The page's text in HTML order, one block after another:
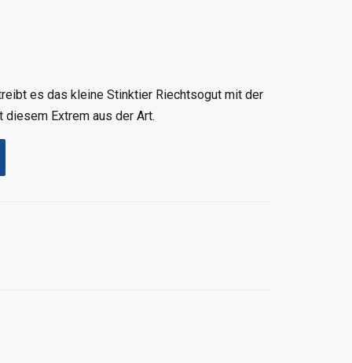
es das kleine Stinktier Riechtsogut mit der
Extrem aus der Art.